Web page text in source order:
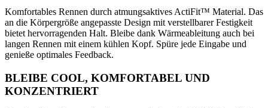
Komfortables Rennen durch atmungsaktives ActiFit™️ Material. Das
an die Körpergröße angepasste Design mit verstellbarer Festigkeit
bietet hervorragenden Halt. Bleibe dank Wärmeableitung auch bei
langen Rennen mit einem kühlen Kopf. Spüre jede Eingabe und
genieße optimales Feedback.
BLEIBE COOL, KOMFORTABEL UND
KONZENTRIERT